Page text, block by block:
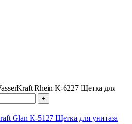
Rhein K-6227 Щетка для